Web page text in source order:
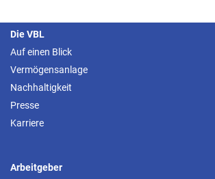
Die VBL
Auf einen Blick
Vermögensanlage
Nachhaltigkeit
Presse
Karriere
Arbeitgeber